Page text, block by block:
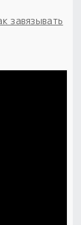
завязывать